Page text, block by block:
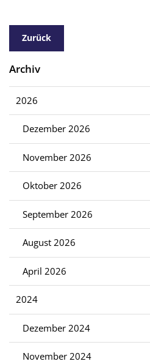
Zurück
Archiv
2026
Dezember 2026
November 2026
Oktober 2026
September 2026
August 2026
April 2026
2024
Dezember 2024
November 2024